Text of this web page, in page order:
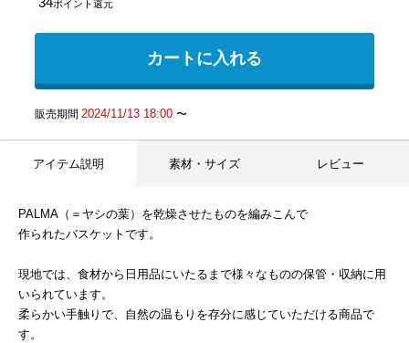
カートに入れる
販売期間 2024/11/13 18:00〜
アイテム説明 素材・サイズ レビュー
PALMA（＝ヤシの葉）を乾燥させたものを編みこんで
作られたバスケットです。
現地では、食材から日用品にいたるまで様々なものの保管・収納に用
いられています。
柔らかい手触りで、自然の温もりを存分に感じていただける商品で
す。